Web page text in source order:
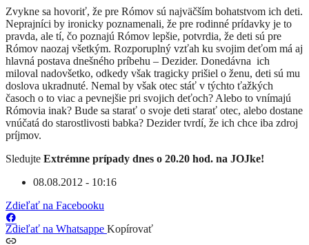
Zvykne sa hovoriť, že pre Rómov sú najväčším bohatstvom ich deti.
Neprajníci by ironicky poznamenali, že pre rodinné prídavky je to
pravda, ale tí, čo poznajú Rómov lepšie, potvrdia, že deti sú pre
Rómov naozaj všetkým. Rozporuplný vzťah ku svojim deťom má aj
hlavná postava dnešného príbehu – Dezider. Donedávna ich
miloval nadovšetko, odkedy však tragicky prišiel o ženu, deti sú mu
doslova ukradnuté. Nemal by však otec stáť v týchto ťažkých
časoch o to viac a pevnejšie pri svojich deťoch? Alebo to vnímajú
Rómovia inak? Bude sa starať o svoje deti starať otec, alebo dostane
vnúčatá do starostlivosti babka? Dezider tvrdí, že ich chce iba zdroj
príjmov.
Sledujte Extrémne prípady dnes o 20.20 hod. na JOJke!
08.08.2012 - 10:16
Zdieľať na Facebooku
Zdieľať na Whatsappe Kopírovať